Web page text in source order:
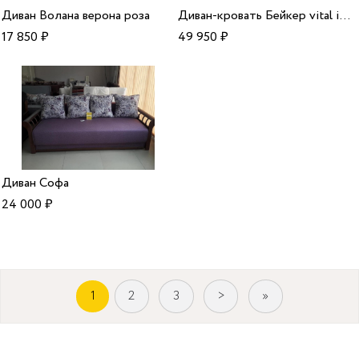
Диван Волана верона роза
17 850₽
Диван-кровать Бейкер vital indigo
49 950₽
Диван Софа
24 000₽
1 2 3 > »